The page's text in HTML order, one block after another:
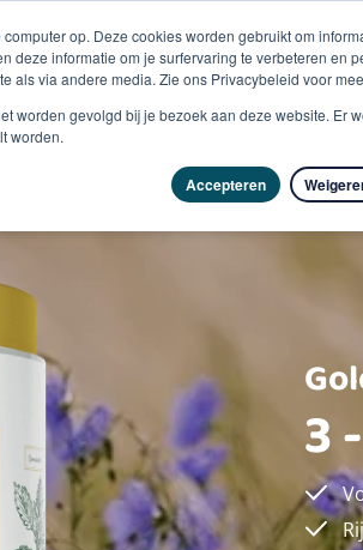
op. Deze cookies worden gebruikt om
deze informatie om je surfervaring te verbeteren en
als via andere media. Zie ons Privacybeleid voor
worden gevolgd bij je bezoek aan deze website. Er
worden.
Accepteren
Producten Vragen & advies
3